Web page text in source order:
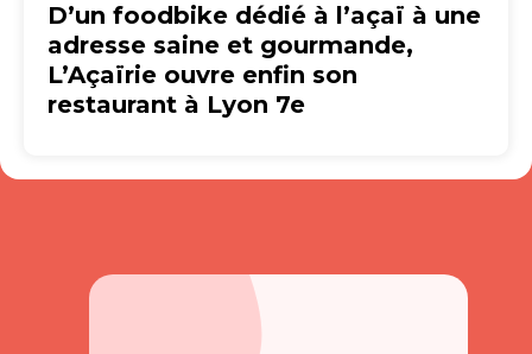
D’un foodbike dédié à l’açaï à une
adresse saine et gourmande,
L’Açaïrie ouvre enfin son
restaurant à Lyon 7e